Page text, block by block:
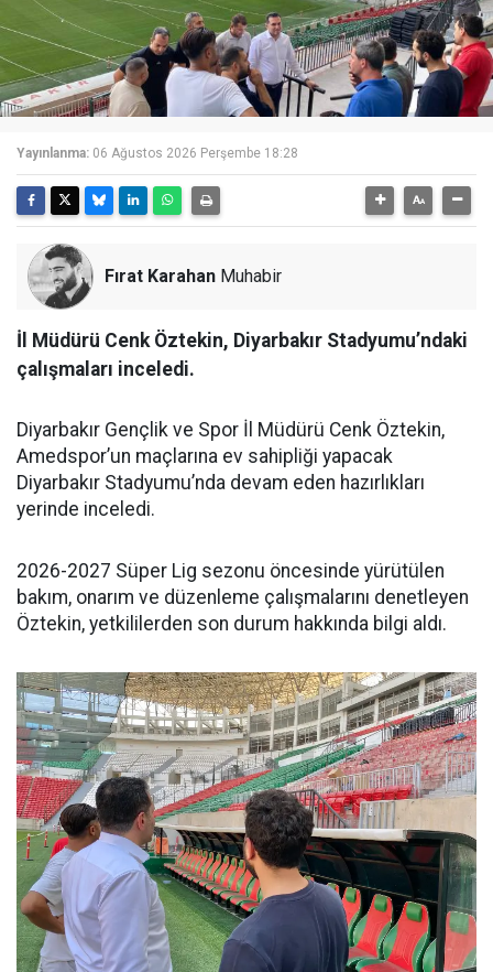
Yayınlanma: 06 Ağustos 2026 Perşembe 18:28
Fırat Karahan Muhabir
İl Müdürü Cenk Öztekin, Diyarbakır Stadyumu’ndaki
çalışmaları inceledi.
Diyarbakır Gençlik ve Spor İl Müdürü Cenk Öztekin,
Amedspor’un maçlarına ev sahipliği yapacak
Diyarbakır Stadyumu’nda devam eden hazırlıkları
yerinde inceledi.
2026-2027 Süper Lig sezonu öncesinde yürütülen
bakım, onarım ve düzenleme çalışmalarını denetleyen
Öztekin, yetkililerden son durum hakkında bilgi aldı.